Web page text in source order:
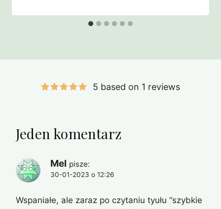
5 based on 1 reviews
Jeden komentarz
Mel pisze:
30-01-2023 o 12:26
Wspaniałe, ale zaraz po czytaniu tyułu “szybkie